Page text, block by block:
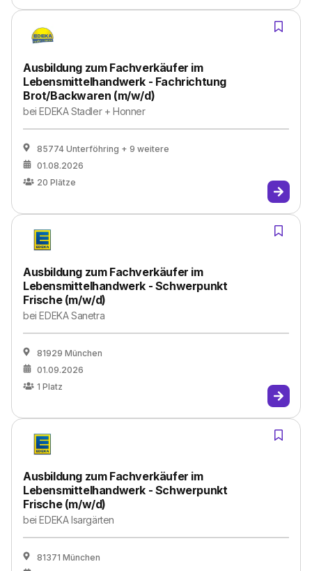
Ausbildung zum Fachverkäufer im
Lebensmittelhandwerk - Fachrichtung
Brot/Backwaren (m/w/d)
beiEDEKA Stadler + Honner
85774 Unterföhring + 9 weitere
01.08.2026
20 Plätze
Ausbildung zum Fachverkäufer im
Lebensmittelhandwerk - Schwerpunkt
Frische (m/w/d)
beiEDEKA Sanetra
81929 München
01.09.2026
1 Platz
Ausbildung zum Fachverkäufer im
Lebensmittelhandwerk - Schwerpunkt
Frische (m/w/d)
beiEDEKA Isargärten
81371 München